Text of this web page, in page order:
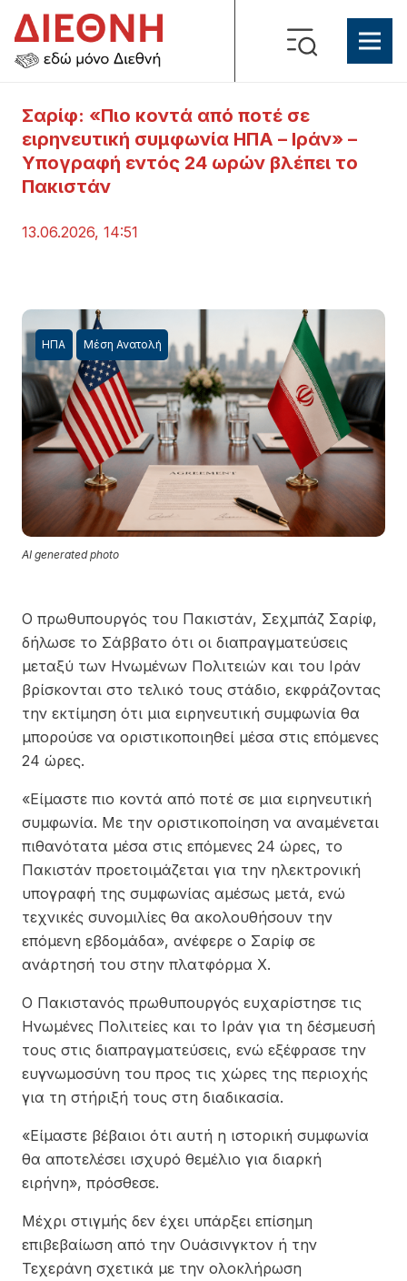
Σαρίφ: «Πιο κοντά από ποτέ σε
ειρηνευτική συμφωνία ΗΠΑ – Ιράν» –
Υπογραφή εντός 24 ωρών βλέπει το
Πακιστάν
13.06.2026, 14:51
AI generated photo
ΗΠΑ Μέση Ανατολή
Ο πρωθυπουργός του Πακιστάν, Σεχμπάζ Σαρίφ,
δήλωσε το Σάββατο ότι οι διαπραγματεύσεις
μεταξύ των Ηνωμένων Πολιτειών και του Ιράν
βρίσκονται στο τελικό τους στάδιο, εκφράζοντας
την εκτίμηση ότι μια ειρηνευτική συμφωνία θα
μπορούσε να οριστικοποιηθεί μέσα στις επόμενες
24 ώρες.
«Είμαστε πιο κοντά από ποτέ σε μια ειρηνευτική
συμφωνία. Με την οριστικοποίηση να αναμένεται
πιθανότατα μέσα στις επόμενες 24 ώρες, το
Πακιστάν προετοιμάζεται για την ηλεκτρονική
υπογραφή της συμφωνίας αμέσως μετά, ενώ
τεχνικές συνομιλίες θα ακολουθήσουν την
επόμενη εβδομάδα», ανέφερε ο Σαρίφ σε
ανάρτησή του στην πλατφόρμα Χ.
Ο Πακιστανός πρωθυπουργός ευχαρίστησε τις
Ηνωμένες Πολιτείες και το Ιράν για τη δέσμευσή
τους στις διαπραγματεύσεις, ενώ εξέφρασε την
ευγνωμοσύνη του προς τις χώρες της περιοχής
για τη στήριξή τους στη διαδικασία.
«Είμαστε βέβαιοι ότι αυτή η ιστορική συμφωνία
θα αποτελέσει ισχυρό θεμέλιο για διαρκή
ειρήνη», πρόσθεσε.
Μέχρι στιγμής δεν έχει υπάρξει επίσημη
επιβεβαίωση από την Ουάσινγκτον ή την
Τεχεράνη σχετικά με την ολοκλήρωση